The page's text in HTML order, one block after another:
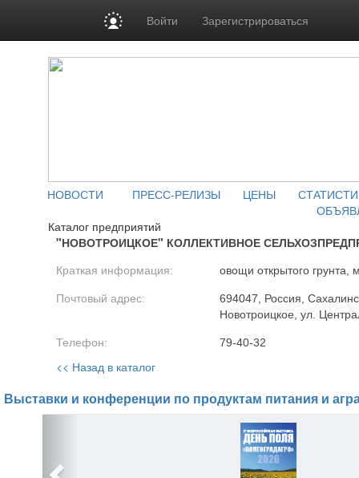
Войти Зарегистрироваться
НОВОСТИ ПРЕСС-РЕЛИЗЫ ЦЕНЫ
Каталог предприятий
"НОВОТРОИЦКОЕ" КОЛЛЕКТИВНОЕ
Краткая информация: овощи открытого грунта,
Почтовый адрес:
694047, Россия,
Новотроицкое, ул.
Телефон: 79-40-32
<< Назад в каталог
Выставки и конференции по продуктам питания и